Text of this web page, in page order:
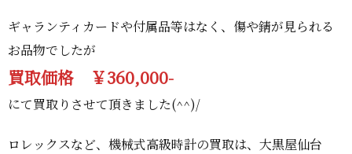
ギャランティカードや付属品等はなく、傷や錆が見られる
お品物でしたが
買取価格 ￥360,000-
にて買取りさせて頂きました(^^)/
ロレックスなど、機械式高級時計の買取は、大黒屋仙台